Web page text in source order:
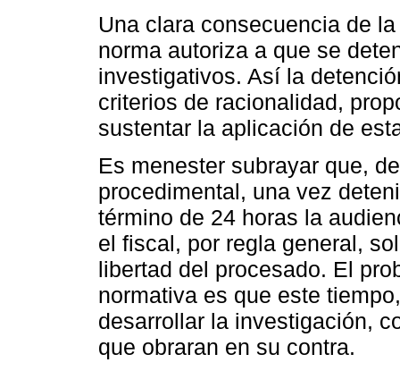
Una clara consecuencia de
norma autoriza a que se
investigativos. Así la
criterios de racionalidad,
sustentar la aplicación de
Es menester subrayar que,
procedimental, una vez
término de 24 horas la
el fiscal, por regla general,
libertad del procesado. El
normativa es que este
desarrollar la investigación,
que obraran en su contra.